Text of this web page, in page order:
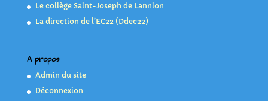
Le collège Saint-Joseph de Lannion
La direction de l’EC22 (Ddec22)
A propos
Admin du site
Déconnexion